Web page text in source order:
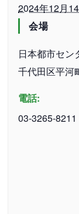
2024年12月
会場
日本都市セン
千代田区平河
電話:
03-3265-8211